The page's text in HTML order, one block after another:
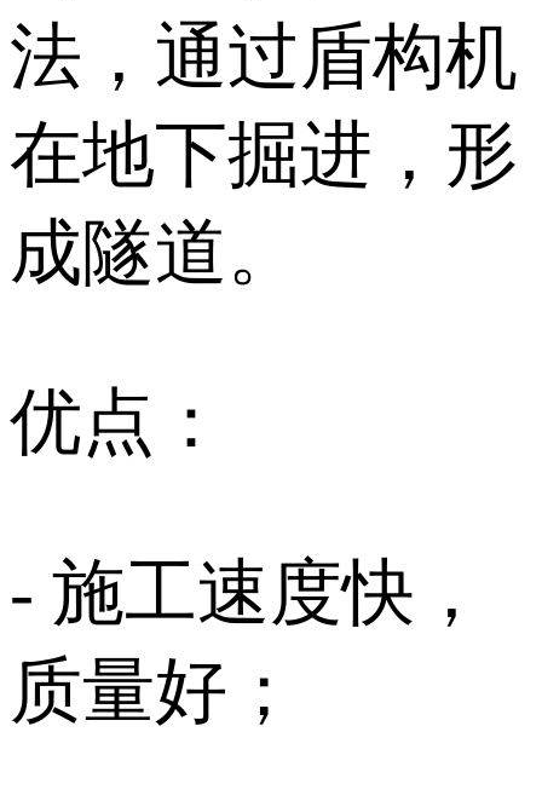
法，通过盾构机
在地下掘进，形
成隧道。
优点：
- 施工速度快，
质量好；